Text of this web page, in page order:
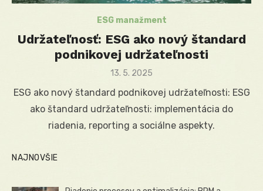
ESG manažment
Udržateľnosť: ESG ako nový štandard
podnikovej udržateľnosti
Posted
13. 5. 2025
ESG ako nový štandard podnikovej udržateľnosti: ESG
ako štandard udržateľnosti: implementácia do
riadenia, reporting a sociálne aspekty.
NAJNOVŠIE